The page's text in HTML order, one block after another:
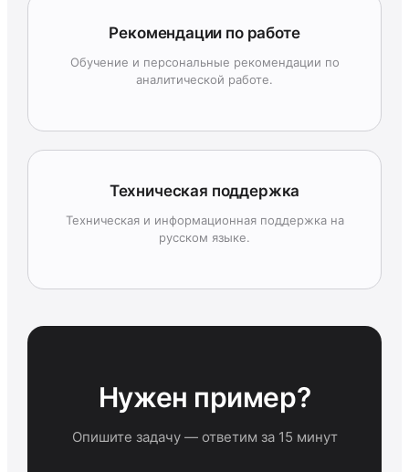
Рекомендации по работе
Обучение и персональные рекомендации по
аналитической работе.
Техническая поддержка
Техническая и информационная поддержка на
русском языке.
Нужен пример?
Опишите задачу — ответим за 15 минут